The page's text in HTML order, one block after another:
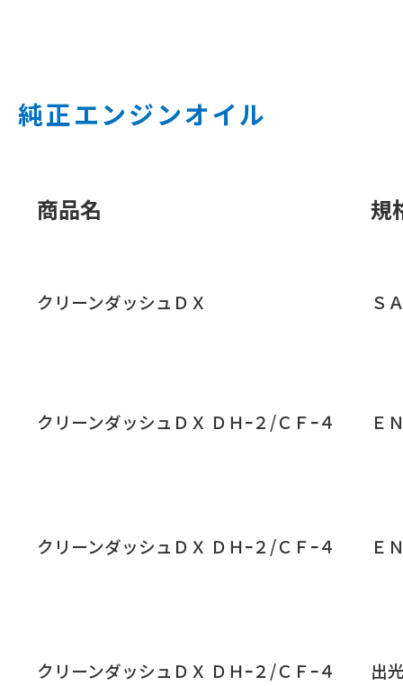
純正エンジンオイル
商品名 規
クリーンダッシュＤＸ Ｓ
クリーンダッシュＤＸ ＤＨｰ２/ＣＦｰ４ Ｅ
クリーンダッシュＤＸ ＤＨｰ２/ＣＦｰ４ Ｅ
クリーンダッシュＤＸ ＤＨｰ２/ＣＦｰ４ 出